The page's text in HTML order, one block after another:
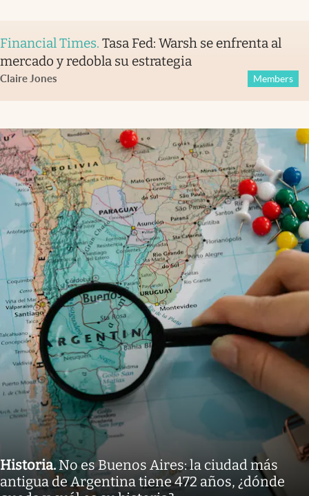
Financial Times. Tasa Fed: Warsh se enfrenta al
mercado y redobla su estrategia
Claire Jones Members
Historia. No es Buenos Aires: la ciudad más
antigua de Argentina tiene 472 años, ¿dónde